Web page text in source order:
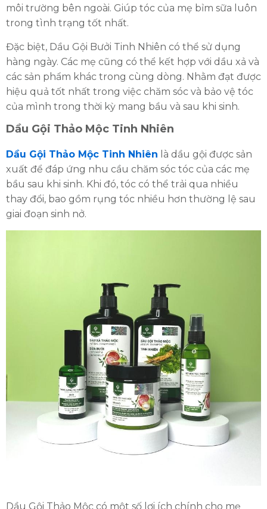
môi trường bên ngoài. Giúp tóc của mẹ bỉm sữa luôn
trong tình trạng tốt nhất.
Đặc biệt, Dầu Gội Bưởi Tinh Nhiên có thể sử dụng
hàng ngày. Các mẹ cũng có thể kết hợp với dầu xả và
các sản phẩm khác trong cùng dòng. Nhằm đạt được
hiệu quả tốt nhất trong việc chăm sóc và bảo vệ tóc
của mình trong thời kỳ mang bầu và sau khi sinh.
Dầu Gội Thảo Mộc Tinh Nhiên
Dầu Gội Thảo Mộc Tinh Nhiên là dầu gội được sản
xuất để đáp ứng nhu cầu chăm sóc tóc của các mẹ
bầu sau khi sinh. Khi đó, tóc có thể trải qua nhiều
thay đổi, bao gồm rụng tóc nhiều hơn thường lệ sau
giai đoạn sinh nở.
Dầu Gội Thảo Mộc có một số lợi ích chính cho mẹ